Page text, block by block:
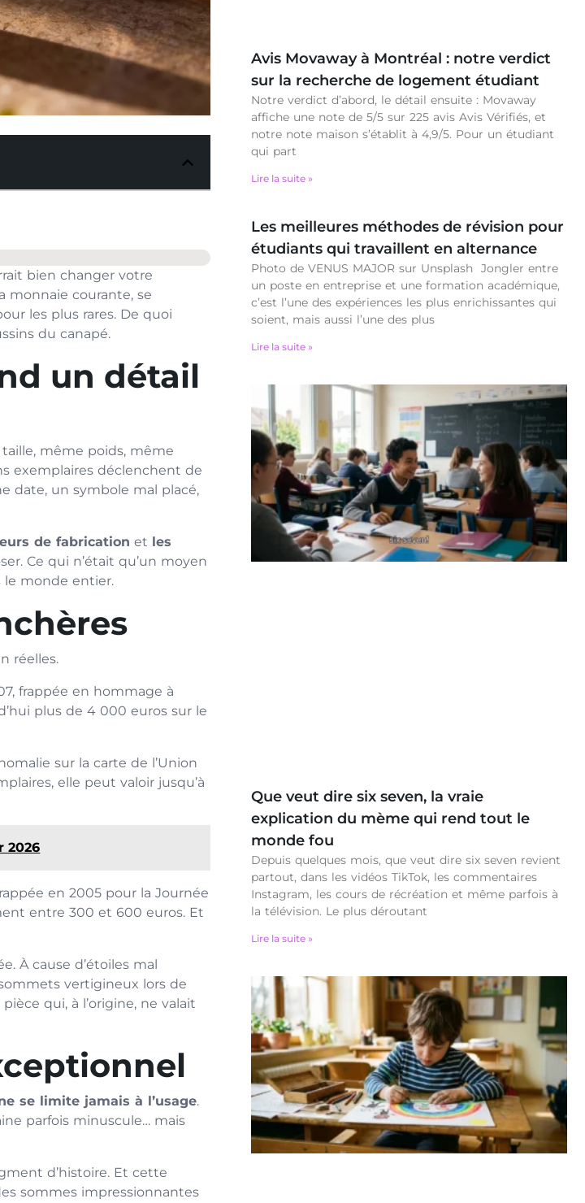
Avis Movaway à Montréal : notre verdict
sur la recherche de logement étudiant
Notre verdict d’abord, le détail ensuite : Movaway
affiche une note de 5/5 sur 225 avis Avis Vérifiés, et
notre note maison s’établit à 4,9/5. Pour un étudiant
qui part
Lire la suite »
Les meilleures méthodes de révision pour
étudiants qui travaillent en alternance
Photo de VENUS MAJOR sur Unsplash Jongler entre
un poste en entreprise et une formation académique,
c’est l’une des expériences les plus enrichissantes qui
soient, mais aussi l’une des plus
Lire la suite »
Que veut dire six seven, la vraie
explication du mème qui rend tout le
monde fou
Depuis quelques mois, que veut dire six seven revient
partout, dans les vidéos TikTok, les commentaires
Instagram, les cours de récréation et même parfois à
la télévision. Le plus déroutant
Lire la suite »
bien changer votre
monnaie courante, se
les plus rares. De quoi
du canapé.
un détail
même poids, même
exemplaires déclenchent de
date, un symbole mal placé,
de fabrication et les
Ce qui n’était qu’un moyen
le monde entier.
réelles.
frappée en hommage à
plus de 4 000 euros sur le
sur la carte de l’Union
elle peut valoir jusqu’à
2026
en 2005 pour la Journée
entre 300 et 600 euros. Et
À cause d’étoiles mal
vertigineux lors de
qui, à l’origine, ne valait
se limite jamais à l’usage.
parfois minuscule… mais
d’histoire. Et cette
sommes impressionnantes